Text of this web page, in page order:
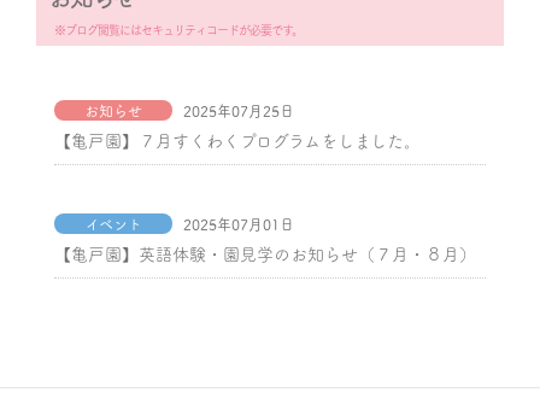
※ブログ閲覧にはセキュリティコードが必要です。
お知らせ 2025年07月25日
【亀戸園】７月すくわくプログラムをしました。
イベント 2025年07月01日
【亀戸園】英語体験・園見学のお知らせ（７月・８月）